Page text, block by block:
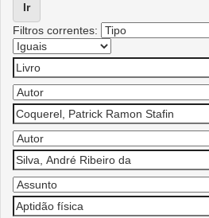
Filtros correntes: